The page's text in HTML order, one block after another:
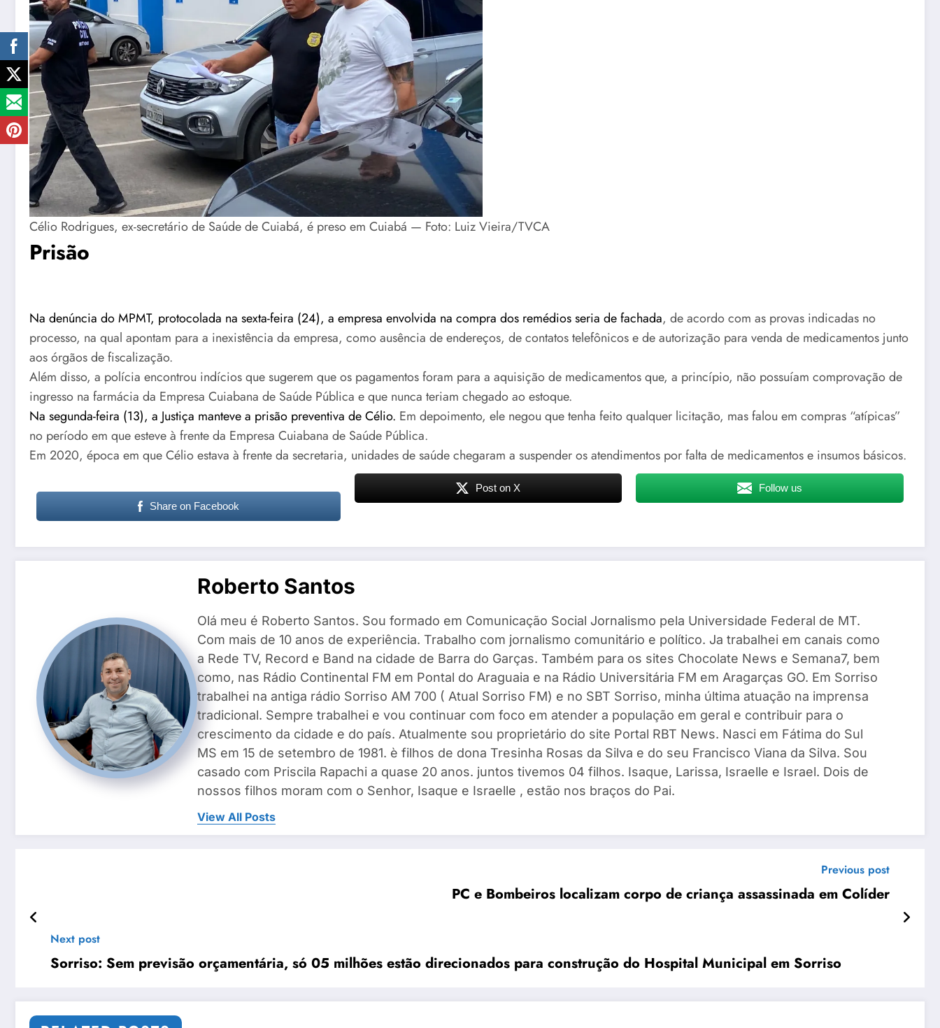
Célio Rodrigues, ex-secretário de Saúde de Cuiabá, é preso em Cuiabá — Foto: Luiz Vieira/TVCA
Prisão
Na denúncia do MPMT, protocolada na sexta-feira (24), a empresa envolvida na compra dos remédios seria de fachada, de acordo com as provas indicadas no
processo, na qual apontam para a inexistência da empresa, como ausência de endereços, de contatos telefônicos e de autorização para venda de medicamentos junto
aos órgãos de fiscalização.
Além disso, a polícia encontrou indícios que sugerem que os pagamentos foram para a aquisição de medicamentos que, a princípio, não possuíam comprovação de
ingresso na farmácia da Empresa Cuiabana de Saúde Pública e que nunca teriam chegado ao estoque.
Na segunda-feira (13), a Justiça manteve a prisão preventiva de Célio. Em depoimento, ele negou que tenha feito qualquer licitação, mas falou em compras “atípicas”
no período em que esteve à frente da Empresa Cuiabana de Saúde Pública.
Em 2020, época em que Célio estava à frente da secretaria, unidades de saúde chegaram a suspender os atendimentos por falta de medicamentos e insumos básicos.
Share on Facebook
Post on X Follow us
Roberto Santos
Olá meu é Roberto Santos. Sou formado em Comunicação Social Jornalismo pela Universidade Federal de MT.
Com mais de 10 anos de experiência. Trabalho com jornalismo comunitário e político. Ja trabalhei em canais como
a Rede TV, Record e Band na cidade de Barra do Garças. Também para os sites Chocolate News e Semana7, bem
como, nas Rádio Continental FM em Pontal do Araguaia e na Rádio Universitária FM em Aragarças GO. Em Sorriso
trabalhei na antiga rádio Sorriso AM 700 ( Atual Sorriso FM) e no SBT Sorriso, minha última atuação na imprensa
tradicional. Sempre trabalhei e vou continuar com foco em atender a população em geral e contribuir para o
crescimento da cidade e do país. Atualmente sou proprietário do site Portal RBT News. Nasci em Fátima do Sul
MS em 15 de setembro de 1981. è filhos de dona Tresinha Rosas da Silva e do seu Francisco Viana da Silva. Sou
casado com Priscila Rapachi a quase 20 anos. juntos tivemos 04 filhos. Isaque, Larissa, Israelle e Israel. Dois de
nossos filhos moram com o Senhor, Isaque e Israelle , estão nos braços do Pai.
View All Posts
Previous post
PC e Bombeiros localizam corpo de criança assassinada em Colíder
Next post
Sorriso: Sem previsão orçamentária, só 05 milhões estão direcionados para construção do Hospital Municipal em Sorriso